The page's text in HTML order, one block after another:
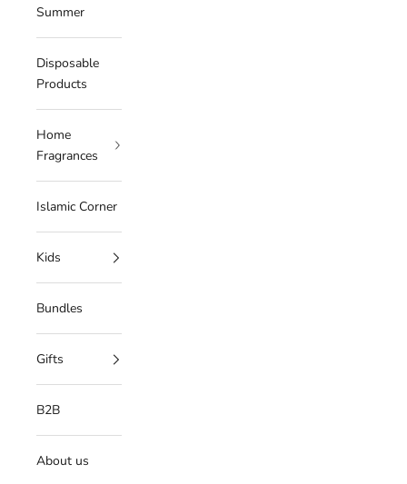
Summer
Disposable
Products
Home
Fragrances
Islamic Corner
Kids
Bundles
Gifts
B2B
About us